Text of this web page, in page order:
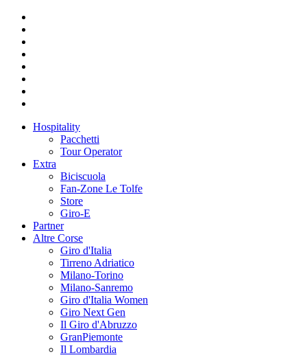
Hospitality
Pacchetti
Tour Operator
Extra
Biciscuola
Fan-Zone Le Tolfe
Store
Giro-E
Partner
Altre Corse
Giro d'Italia
Tirreno Adriatico
Milano-Torino
Milano-Sanremo
Giro d'Italia Women
Giro Next Gen
Il Giro d'Abruzzo
GranPiemonte
Il Lombardia